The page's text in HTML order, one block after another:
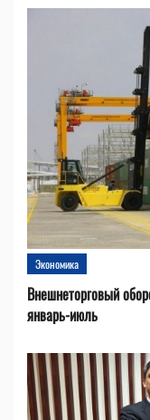
Экономика
Внешнеторговый
январь-июль